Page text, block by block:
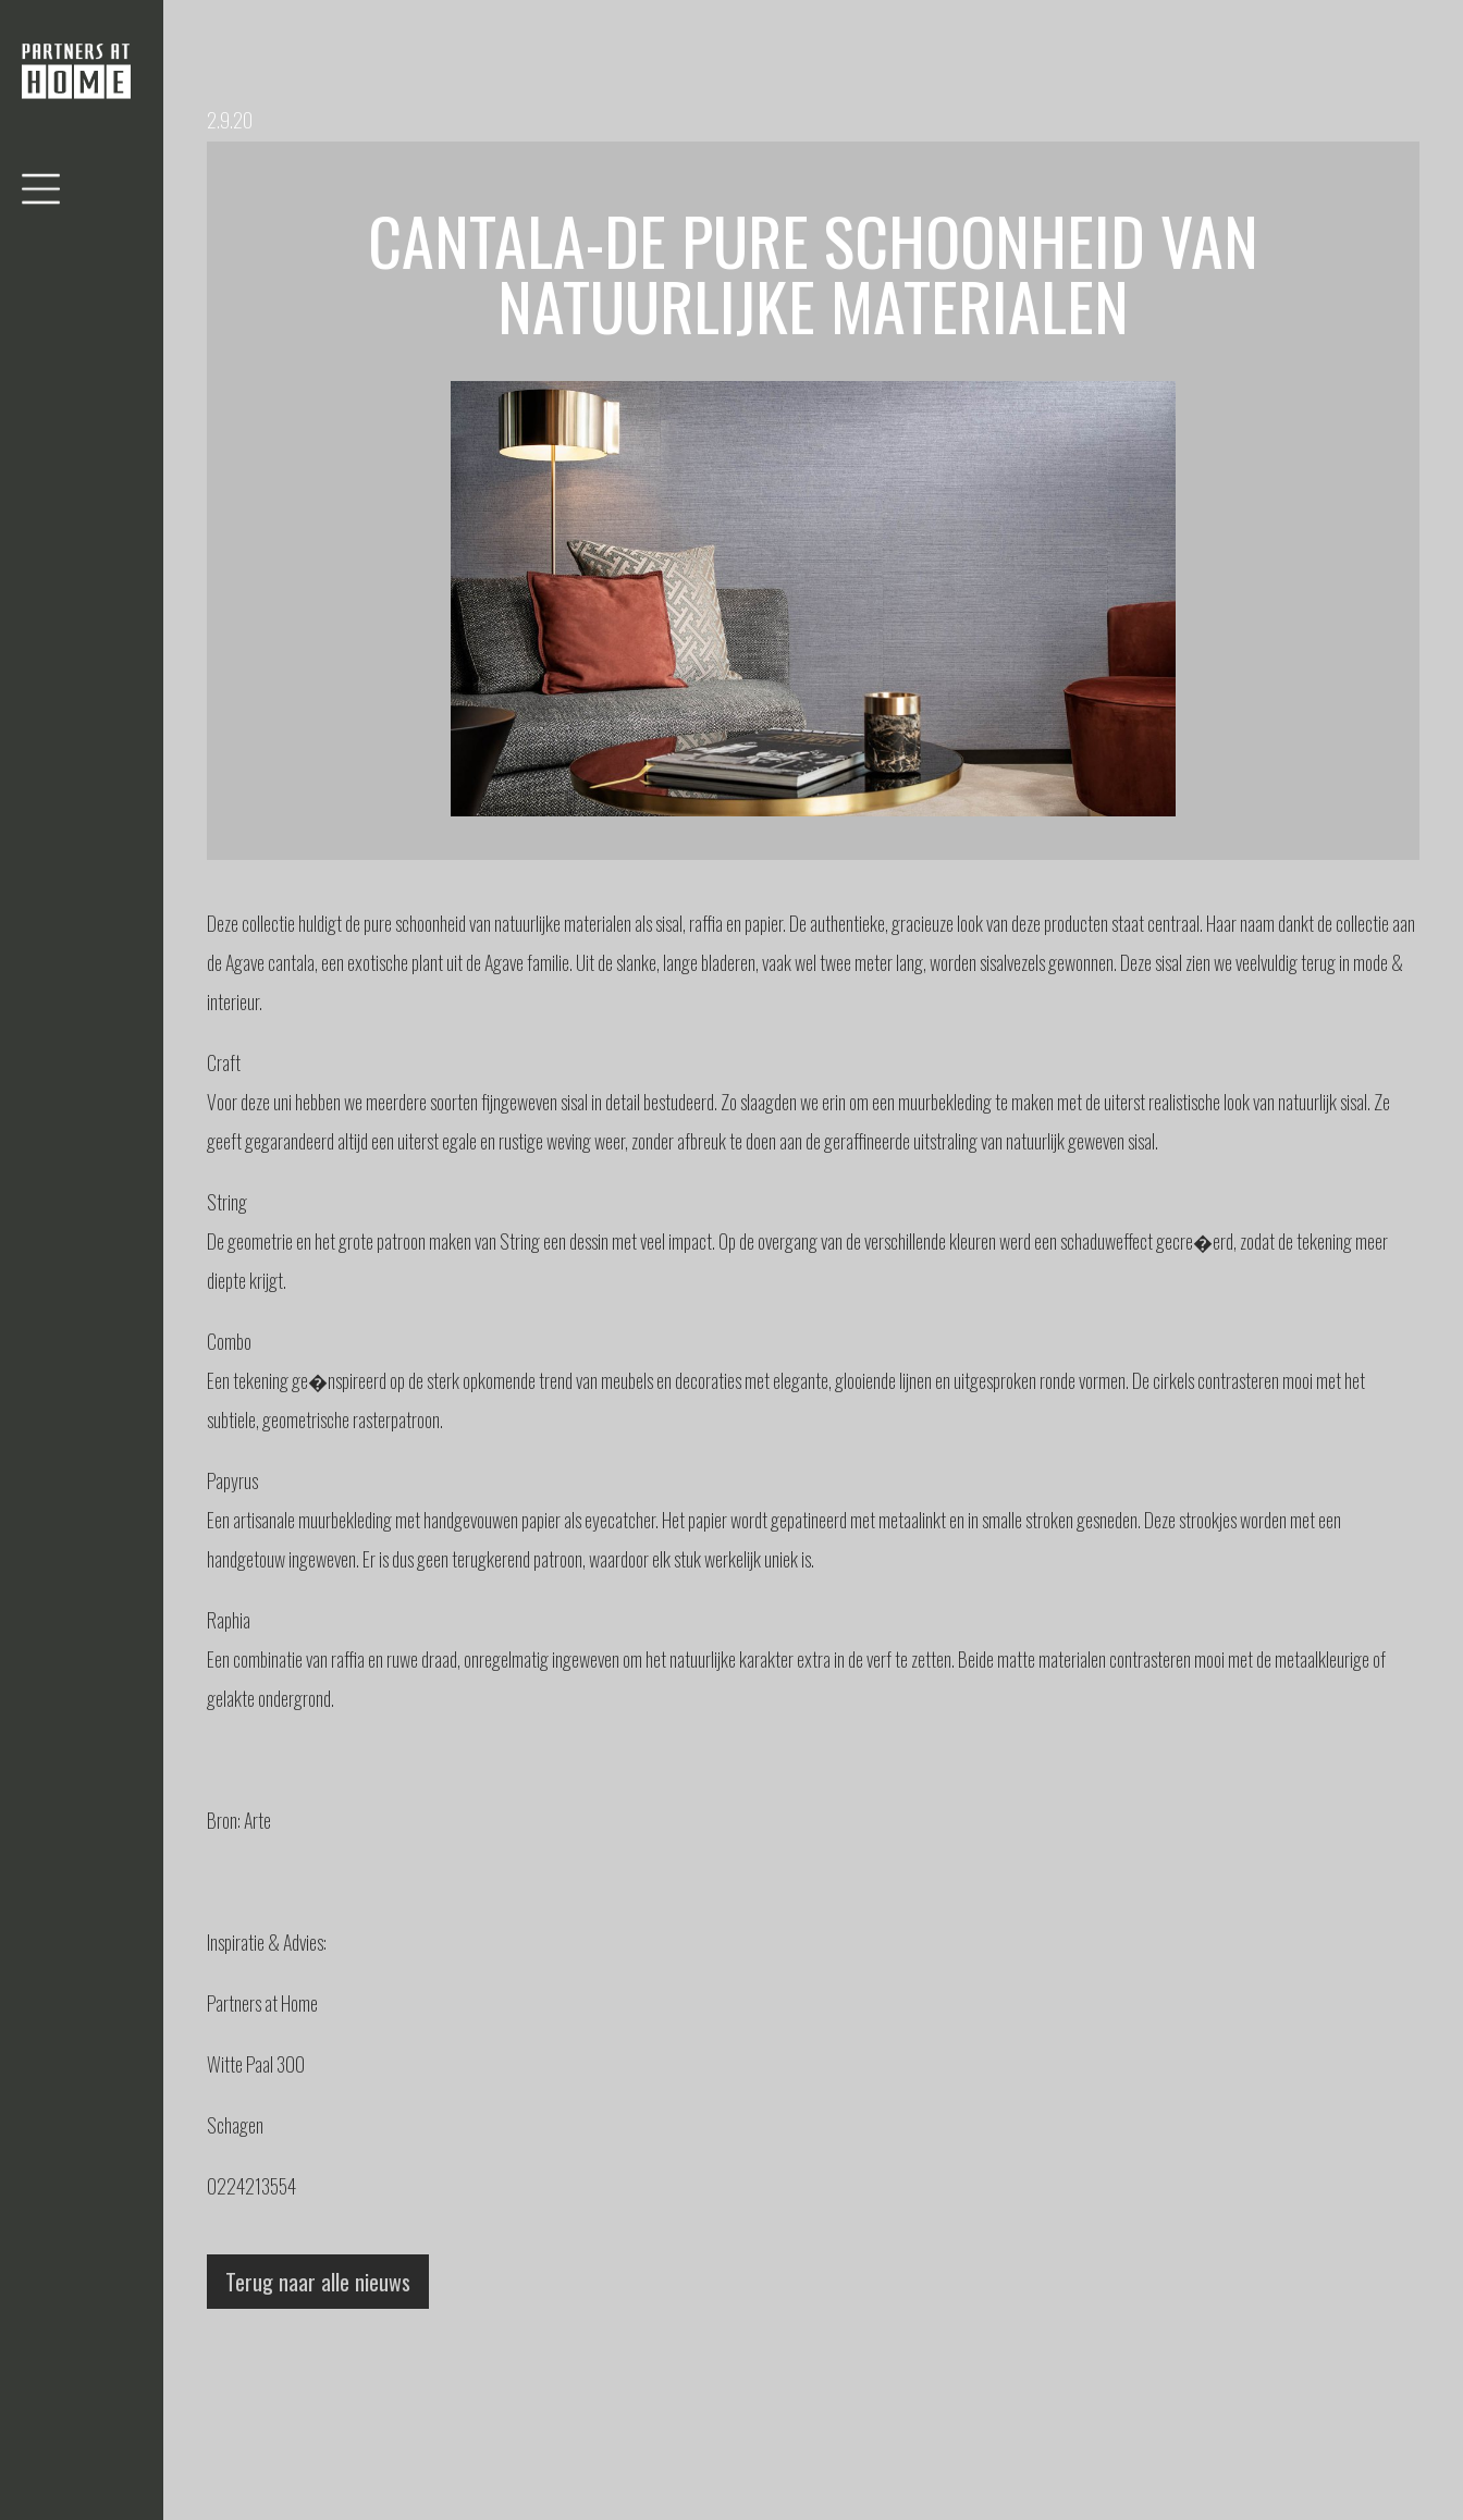
2.9.20
CANTALA-DE PURE SCHOONHEID VAN
NATUURLIJKE MATERIALEN
Deze collectie huldigt de pure schoonheid van natuurlijke materialen als sisal, raffia en papier. De authentieke, gracieuze look van deze producten staat centraal. Haar naam dankt de collectie aan
de Agave cantala, een exotische plant uit de Agave familie. Uit de slanke, lange bladeren, vaak wel twee meter lang, worden sisalvezels gewonnen. Deze sisal zien we veelvuldig terug in mode &
interieur.
Craft
Voor deze uni hebben we meerdere soorten fijngeweven sisal in detail bestudeerd. Zo slaagden we erin om een muurbekleding te maken met de uiterst realistische look van natuurlijk sisal. Ze
geeft gegarandeerd altijd een uiterst egale en rustige weving weer, zonder afbreuk te doen aan de geraffineerde uitstraling van natuurlijk geweven sisal.
String
De geometrie en het grote patroon maken van String een dessin met veel impact. Op de overgang van de verschillende kleuren werd een schaduweffect gecre�erd, zodat de tekening meer
diepte krijgt.
Combo
Een tekening ge�nspireerd op de sterk opkomende trend van meubels en decoraties met elegante, glooiende lijnen en uitgesproken ronde vormen. De cirkels contrasteren mooi met het
subtiele, geometrische rasterpatroon.
Papyrus
Een artisanale muurbekleding met handgevouwen papier als eyecatcher. Het papier wordt gepatineerd met metaalinkt en in smalle stroken gesneden. Deze strookjes worden met een
handgetouw ingeweven. Er is dus geen terugkerend patroon, waardoor elk stuk werkelijk uniek is.
Raphia
Een combinatie van raffia en ruwe draad, onregelmatig ingeweven om het natuurlijke karakter extra in de verf te zetten. Beide matte materialen contrasteren mooi met de metaalkleurige of
gelakte ondergrond.
Bron: Arte
Inspiratie & Advies:
Partners at Home
Witte Paal 300
Schagen
0224213554
Terug naar alle nieuws